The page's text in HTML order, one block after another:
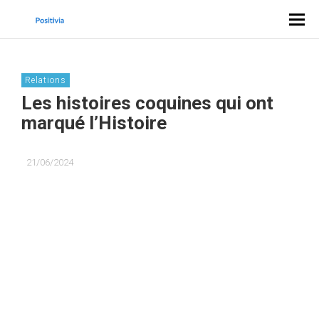
Relations
Les histoires coquines qui ont
marqué l’Histoire
21/06/2024